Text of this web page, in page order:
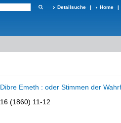
Detailsuche | Home |
Dibre Emeth : oder Stimmen der
16 (1860) 11-12